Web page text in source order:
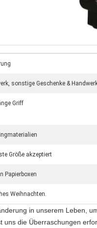
sonstige Geschenke &
Griff
Größe akzeptiert
Papierboxen
Weihnachten.
in unserem Leben,
uns die Überraschungen